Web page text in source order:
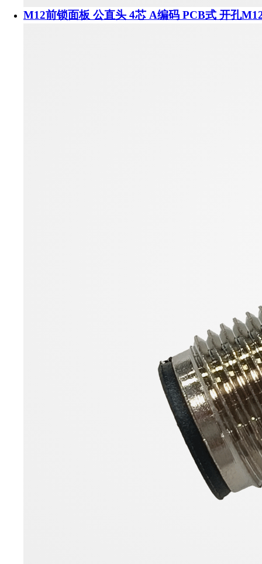
M12前锁面板 公直头 4芯 A编码 PCB式 开孔